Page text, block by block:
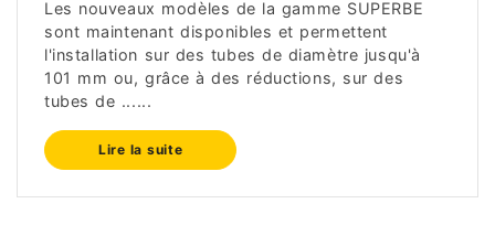
Les nouveaux modèles de la gamme SUPERBE
sont maintenant disponibles et permettent
l'installation sur des tubes de diamètre jusqu'à
101 mm ou, grâce à des réductions, sur des
tubes de ......
Lire la suite